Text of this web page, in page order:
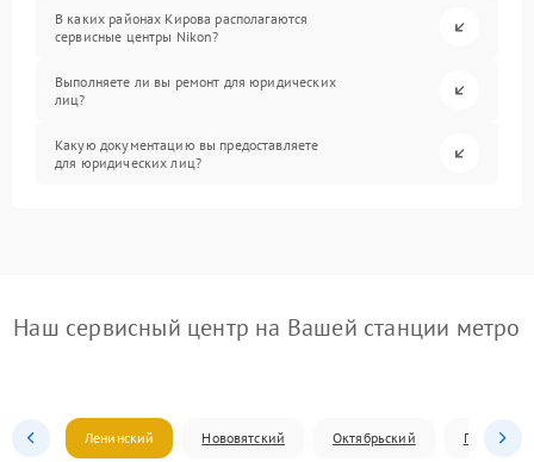
В каких районах Кирова располагаются
сервисные центры Nikon?
Выполняете ли вы ремонт для юридических
лиц?
Какую документацию вы предоставляете
для юридических лиц?
Наш сервисный центр на Вашей станции метро
Ленинский Нововятский Октябрьский